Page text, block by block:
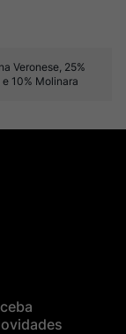
Veronese, 25%
10% Molinara